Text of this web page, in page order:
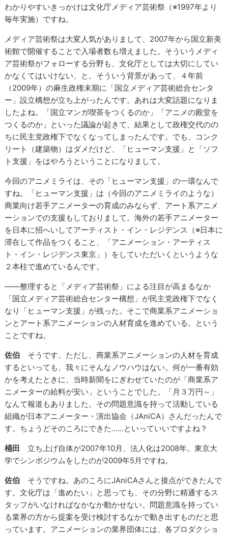
わかりやすいきっかけは文化庁メディア芸術祭（※1997年より
毎年実施）ですね。
メディア芸術祭は大変人気がありまして、2007年から国立新美
術館で開催することで入場者数も増えました。そういうメディ
ア芸術祭がフォローする分野も、文化庁としては大切にしてい
かなくてはいけない、と。そういう背景があって、４年前
（2009年）の麻生政権末期に「国立メディア芸術総合センタ
ー」設立構想が立ち上がったんです。あれは大変話題になりま
したよね。「国立マンガ喫茶をつくるのか」「アニメの殿堂を
つくるのか」といった議論が起きて、結果として政権交代のの
ちに民主党政権下でなくなってしまったんです。でも、コンク
リート（建築物）はダメだけど、「ヒューマン支援」と「ソフ
ト支援」をはやろうということになりまして。
今回のアニメミライは、その「ヒューマン支援」の一環なんで
すね。「ヒューマン支援」は（今回のアニメミライのような）
商業向け若手アニメーターの育成のみならず、アート系アニメ
ーションでの支援もしておりまして。海外の若手アニメーター
を日本に招へいしてアーティスト・イン・レジデンス（※日本に
滞在して作品をつくること、「アニメーション・アーティス
ト・イン・レジデンス東京」）をしていただいくというような
２本柱で進めているんです。
――整理すると「メディア芸術祭」による注目が高まるなか
「国立メディア芸術総合センター構想」が民主党政権下でなく
なり「ヒューマン支援」が残った。そこで商業系アニメーショ
ンとアート系アニメーションの人材育成を進めている。という
ことですね。
佐伯 そうです。ただし、商業系アニメーションの人材を育成
するといっても、我々にそんなノウハウはない。何が一番有効
かを考えたときに、当時新聞をにぎわせていたのが「商業系ア
ニメーターの給料が安い」ということでした。「月３万円～」
なんて報道もありました。その問題意識を持って活動している
組織が日本アニメーター・演出協会（JAniCA）さんだったんで
す。ちょうどそのころにできた……といっていいですよね？
桶田 立ち上げ自体が2007年10月、法人化は2008年。東京大
学でシンポジウムをしたのが2009年5月ですね。
佐伯 そうですね。あのころにJAniCAさんと接点ができたんで
す。文化庁は「進めたい」と思っても、その分野に精通するス
タッフがいなければなかなか動かせない。問題意識を持ってい
る業界の方から提案を受け検討するなかで動き出すものだと思
っています。アニメーションの業界団体には、各プロダクショ